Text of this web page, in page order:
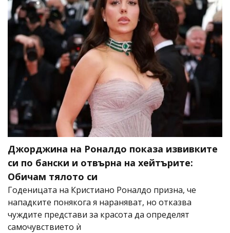
Джорджина на Роналдо показа извивките
си по бански и отвърна на хейтърите:
Обичам тялото си
Годеницата на Кристиано Роналдо призна, че
нападките понякога я нараняват, но отказва
чуждите представи за красота да определят
самочувствието ѝ